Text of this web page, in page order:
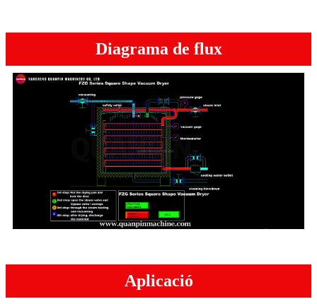
Diagrama de flux
Aplicació